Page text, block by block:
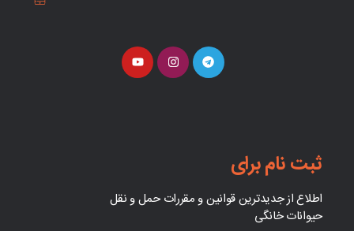
ثبت نام برای
اطلاع از جدیدترین قوانین و مقررات حمل و نقل
حیوانات خانگی